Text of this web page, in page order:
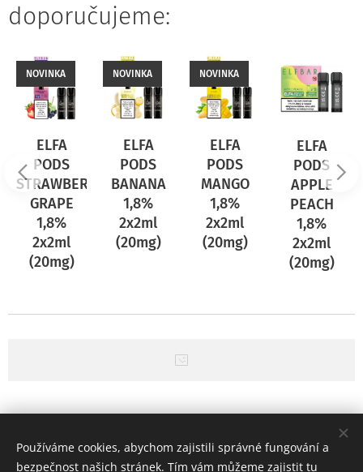
doporučujeme:
ELFA
PODS
STRAWBERRY
GRAPE
1,8%
2x2ml
(20mg)
NOVINKA
ELFA
PODS
BANANA
1,8%
2x2ml
(20mg)
NOVINKA
ELFA
PODS
MANGO
1,8%
2x2ml
(20mg)
NOVINKA
ELFA
PODS
APPLE
PEACH
1,8%
2x2ml
(20mg)
Používáme cookies, abychom zajistili správné fungování a
bezpečnost našich stránek. Tím vám můžeme zajistit tu